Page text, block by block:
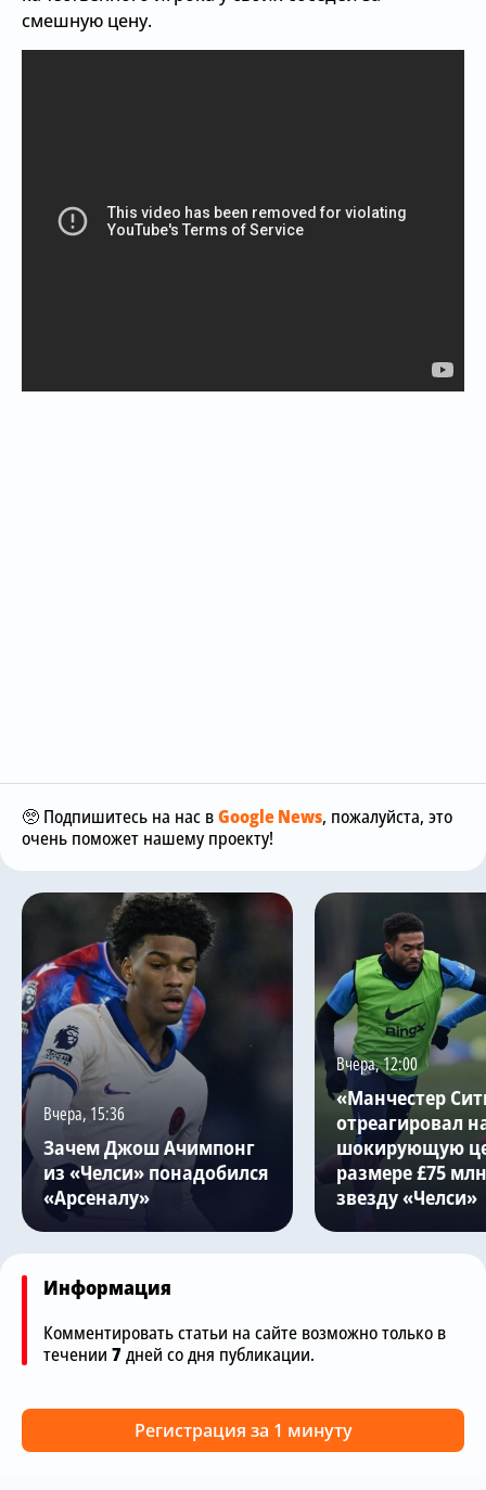
смешную цену.
🥺 Подпишитесь на нас вGoogle News, пожалуйста, это
очень поможет нашему проекту!
Вчера, 15:36
Зачем Джош Ачимпонг
из «Челси» понадобился
«Арсеналу»
Вчера, 12:00
«Манчестер
отреагировал
шокирующую
размере £75
звезду «Челси»
Информация
Комментировать статьи на сайте возможно только в
течении 7дней со дня публикации.
Регистрация за 1 минуту